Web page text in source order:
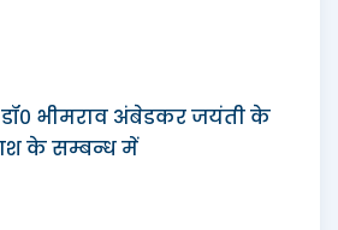
भीमराव अंबेडकर जयंती के
के सम्बन्ध में